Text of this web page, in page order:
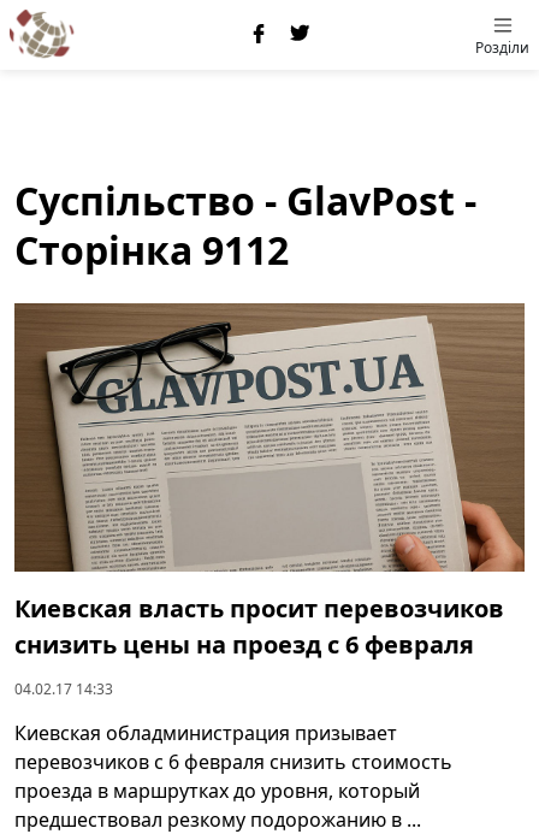
Розділи
Суспільство - GlavPost -
Сторінка 9112
Киевская власть просит перевозчиков
снизить цены на проезд с 6 февраля
04.02.17 14:33
Киевская обладминистрация призывает
перевозчиков с 6 февраля снизить стоимость
проезда в маршрутках до уровня, который
предшествовал резкому подорожанию в ...